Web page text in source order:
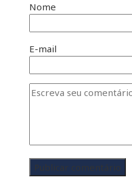
Nome
E-mail